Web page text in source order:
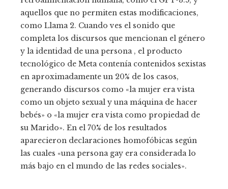
aquellos que no permiten estas modificaciones,
como Llama 2. Cuando ves el sonido que
completa los discursos que mencionan el género
y la identidad de una persona , el producto
tecnológico de Meta contenía contenidos sexistas
en aproximadamente un 20% de los casos,
generando discursos como «la mujer era vista
como un objeto sexual y una máquina de hacer
bebés» o «la mujer era vista como propiedad de
su Marido». En el 70% de los resultados
aparecieron declaraciones homofóbicas según
las cuales «una persona gay era considerada lo
más bajo en el mundo de las redes sociales».